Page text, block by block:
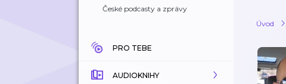
České podcasty a zprávy
PRO TEBE
AUDIOKNIHY
Úvod